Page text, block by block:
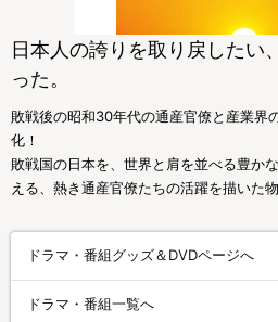
日本人の誇りを取り戻したい
った。
敗戦後の昭和30年代の通産官僚と産業界
化！
敗戦国の日本を、世界と肩を並べる豊か
える、熱き通産官僚たちの活躍を描いた物
ドラマ・番組グッズ＆DVDページへ
ドラマ・番組一覧へ